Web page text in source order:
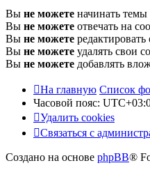
Вы не можете начинать темы
Вы не можете отвечать на
Вы не можете
Вы не можете удалять свои
Вы не можете добавлять
На главную Список
Часовой пояс:
Удалить cookies
Связаться с
Создано на основе phpBB®